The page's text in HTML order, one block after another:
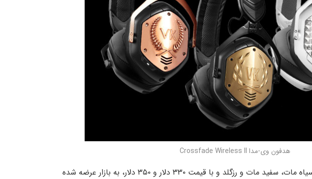
هدفون وی-مدا Crossfade Wireless II
Crossfade 2 Wireless، در رنگهای سیاه مات، سفید مات و رزگلد و با قیمت ۳۳۰ دلار و ۳۵۰ دلار، به بازار عرضه شده